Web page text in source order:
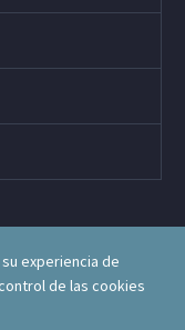
experiencia de
de las cookies